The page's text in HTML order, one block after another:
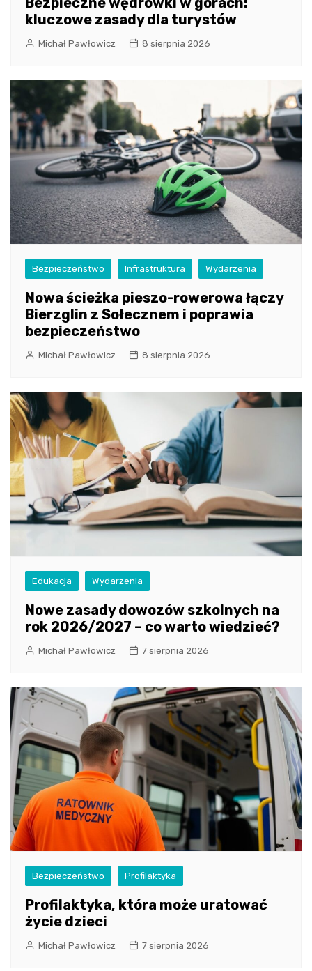
kluczowe zasady dla turystów
Michał Pawłowicz 8 sierpnia 2026
Bezpieczeństwo Infrastruktura Wydarzenia
Nowa ścieżka pieszo-rowerowa łączy
Bierzglin z Sołecznem i poprawia
bezpieczeństwo
Michał Pawłowicz 8 sierpnia 2026
Edukacja Wydarzenia
Nowe zasady dowozów szkolnych na
rok 2026/2027 – co warto wiedzieć?
Michał Pawłowicz 7 sierpnia 2026
Bezpieczeństwo Profilaktyka
Profilaktyka, która może uratować
życie dzieci
Michał Pawłowicz 7 sierpnia 2026